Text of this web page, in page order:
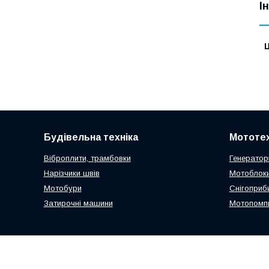
Будівельна техніка
Віброплити, трамбовки
Нарізчики швів
Мотобури
Затирочні машини